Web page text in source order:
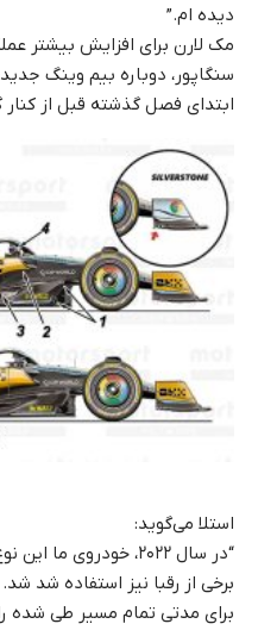
دیده ام.”
مک لارن برای افزایش بیشتر
سنگاپور، دوباره بیم وینگ
ابتدای فصل گذشته قبل از
استلا می‌گوید:
“در سال ۲۰۲۲،
برخی از رقبا نیز استفاده شد
برای مدتی تمام مسیر طی شده